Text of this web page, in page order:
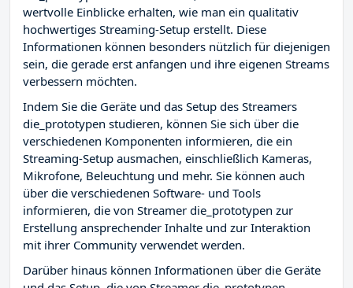
wertvolle Einblicke erhalten, wie man ein qualitativ
hochwertiges Streaming-Setup erstellt. Diese
Informationen können besonders nützlich für diejenigen
sein, die gerade erst anfangen und ihre eigenen Streams
verbessern möchten.
Indem Sie die Geräte und das Setup des Streamers
die_prototypen studieren, können Sie sich über die
verschiedenen Komponenten informieren, die ein
Streaming-Setup ausmachen, einschließlich Kameras,
Mikrofone, Beleuchtung und mehr. Sie können auch
über die verschiedenen Software- und Tools
informieren, die von Streamer die_prototypen zur
Erstellung ansprechender Inhalte und zur Interaktion
mit ihrer Community verwendet werden.
Darüber hinaus können Informationen über die Geräte